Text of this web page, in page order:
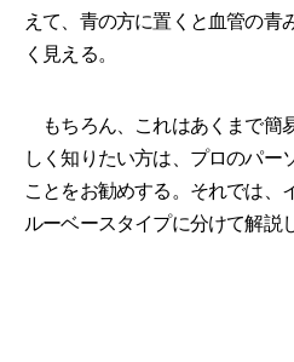
えて、青の方に置くと血管の青
く見える。
もちろん、これはあくまで簡
しく知りたい方は、プロのパー
ことをお勧めする。それでは、
ルーベースタイプに分けて解説